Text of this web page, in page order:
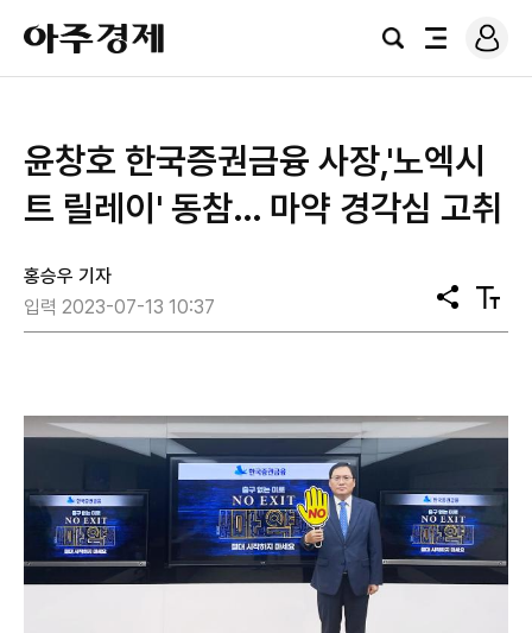
아
주
경
검
전
로
그
윤창호 한국증권금융 사장,'노엑시
트 릴레이' 동참… 마약 경각심 고취
홍승우 기자
입력 2023-07-13 10:37
공
유
텍
스